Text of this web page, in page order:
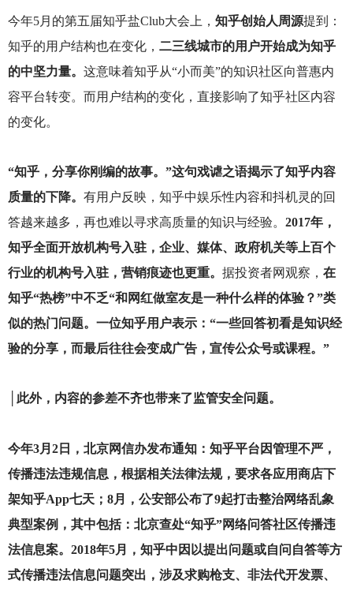
今年5月的第五届知乎盐Club大会上， 知乎创始人周源提到：
知乎的用户结构也在变化， 二三线城市的用户开始成为知乎
的中坚力量。 这意味着知乎从“小而美”的知识社区向普惠内
容平台转变。而用户结构的变化，直接影响了知乎社区内容
的变化。
“知乎，分享你刚编的故事。”这句戏谑之语揭示了知乎内容
质量的下降。 有用户反映，知乎中娱乐性内容和抖机灵的回
答越来越多，再也难以寻求高质量的知识与经验。 2017年，
知乎全面开放机构号入驻，企业、媒体、政府机关等上百个
行业的机构号入驻，营销痕迹也更重。 据投资者网观察， 在
知乎“热榜”中不乏“和网红做室友是一种什么样的体验？”类
似的热门问题。一位知乎用户表示：“一些回答初看是知识经
验的分享，而最后往往会变成广告，宣传公众号或课程。”
│此外，内容的参差不齐也带来了监管安全问题。
今年3月2日，北京网信办发布通知：知乎平台因管理不严，
传播违法违规信息，根据相关法律法规，要求各应用商店下
架知乎App七天；8月，公安部公布了9起打击整治网络乱象
典型案例，其中包括：北京查处“知乎”网络问答社区传播违
法信息案。2018年5月，知乎中因以提出问题或自问自答等方
式传播违法信息问题突出，涉及求购枪支、非法代开发票、